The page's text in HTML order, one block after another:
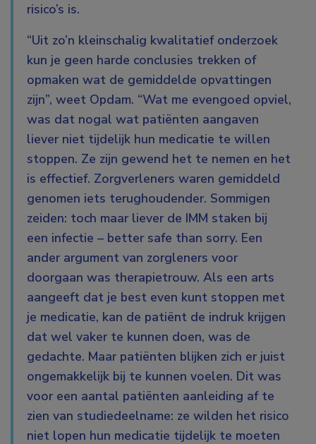
risico’s is.
“Uit zo’n kleinschalig kwalitatief onderzoek
kun je geen harde conclusies trekken of
opmaken wat de gemiddelde opvattingen
zijn”, weet Opdam. “Wat me evengoed opviel,
was dat nogal wat patiënten aangaven
liever niet tijdelijk hun medicatie te willen
stoppen. Ze zijn gewend het te nemen en het
is effectief. Zorgverleners waren gemiddeld
genomen iets terughoudender. Sommigen
zeiden: toch maar liever de IMM staken bij
een infectie – better safe than sorry. Een
ander argument van zorgleners voor
doorgaan was therapietrouw. Als een arts
aangeeft dat je best even kunt stoppen met
je medicatie, kan de patiënt de indruk krijgen
dat wel vaker te kunnen doen, was de
gedachte. Maar patiënten blijken zich er juist
ongemakkelijk bij te kunnen voelen. Dit was
voor een aantal patiënten aanleiding af te
zien van studiedeelname: ze wilden het risico
niet lopen hun medicatie tijdelijk te moeten